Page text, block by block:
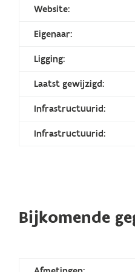
Website:
Eigenaar:
Ligging:
Laatst gewijzigd:
Infrastructuurid:
Infrastructuurid:
Bijkomende